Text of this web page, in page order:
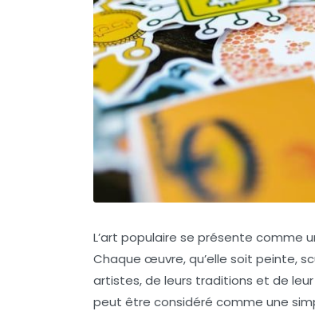
L’art populaire se présente comme
Chaque œuvre, qu’elle soit peinte,
artistes, de leurs traditions et de
peut être considéré comme une